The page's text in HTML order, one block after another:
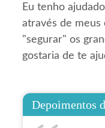
Eu tenho
através de meus
"segurar" os
gostaria de te
Depoimentos